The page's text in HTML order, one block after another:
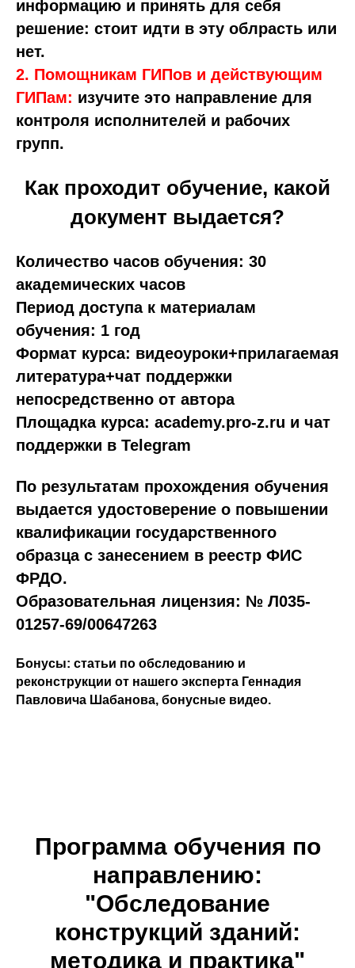
информацию и принять для себя
решение: стоит идти в эту облрасть или
нет.
2. Помощникам ГИПов и действующим
ГИПам: изучите это направление для
контроля исполнителей и рабочих
групп.
Как проходит обучение, какой
документ выдается?
Количество часов обучения: 30
академических часов
Период доступа к материалам
обучения: 1 год
Формат курса: видеоуроки+прилагаемая
литература+чат поддержки
непосредственно от автора
Площадка курса: academy.pro-z.ru и чат
поддержки в Telegram
По результатам прохождения обучения
выдается удостоверение о повышении
квалификации государственного
образца с занесением в реестр ФИС
ФРДО.
Образовательная лицензия: № Л035-
01257-69/00647263
Бонусы: статьи по обследованию и
реконструкции от нашего эксперта Геннадия
Павловича Шабанова, бонусные видео.
Программа обучения по
направлению:
"Обследование
конструкций зданий:
методика и практика"